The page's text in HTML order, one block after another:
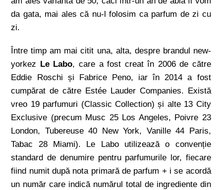
da gata, mai ales că nu-l folosim ca parfum de zi cu
zi.
Între timp am mai citit una, alta, despre brandul new-
yorkez Le Labo, care a fost creat în 2006 de către
Eddie Roschi și Fabrice Peno, iar în 2014 a fost
cumpărat de către Estée Lauder Companies. Există
vreo 19 parfumuri (Classic Collection) și alte 13 City
Exclusive (precum Musc 25 Los Angeles, Poivre 23
London, Tubereuse 40 New York, Vanille 44 Paris,
Tabac 28 Miami). Le Labo utilizează o convenție
standard de denumire pentru parfumurile lor, fiecare
fiind numit după nota primară de parfum + i se acordă
un număr care indică numărul total de ingrediente din